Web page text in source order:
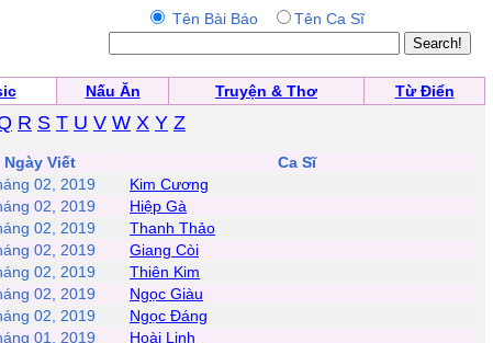
Tên Bài Báo Tên Ca Sĩ
Nấu Ăn Truyện & Thơ
Từ Điển
R S T U V W X Y Z
Ngày Viết
Ca Sĩ
02, 2019
Kim Cương
02, 2019
Hiệp Gà
02, 2019
Thanh Thảo
02, 2019
Giang Còi
02, 2019
Thiên Kim
02, 2019
Ngọc Giàu
02, 2019
Ngọc Đáng
01, 2019
Hoài Linh